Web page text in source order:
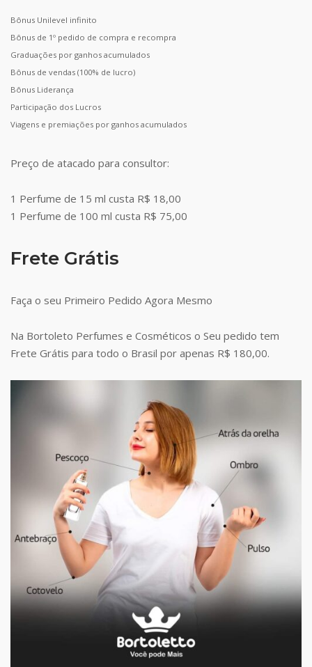
Bônus Unilevel infinito
Bônus de 1º pedido de compra e recompra
Graduações por ganhos acumulados
Bônus de vendas (100% de lucro)
Bônus Liderança
Participação dos Lucros
Viagens e premiações por ganhos acumulados
Preço de atacado para consultor:
1 Perfume de 15 ml custa R$ 18,00
1 Perfume de 100 ml custa R$ 75,00
Frete Grátis
Faça o seu Primeiro Pedido Agora Mesmo
Na Bortoleto Perfumes e Cosméticos o Seu pedido tem
Frete Grátis para todo o Brasil por apenas R$ 180,00.